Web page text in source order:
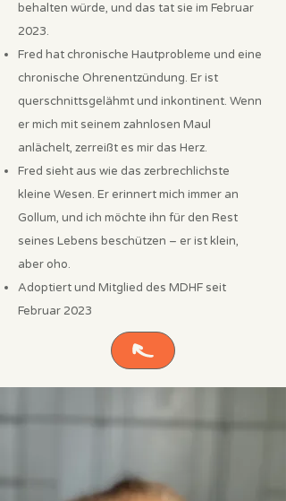
behalten würde, und das tat sie im Februar
2023.
Fred hat chronische Hautprobleme und eine
chronische Ohrenentzündung. Er ist
querschnittsgelähmt und inkontinent. Wenn
er mich mit seinem zahnlosen Maul
anlächelt, zerreißt es mir das Herz.
Fred sieht aus wie das zerbrechlichste
kleine Wesen. Er erinnert mich immer an
Gollum, und ich möchte ihn für den Rest
seines Lebens beschützen – er ist klein,
aber oho.
Adoptiert und Mitglied des MDHF seit
Februar 2023